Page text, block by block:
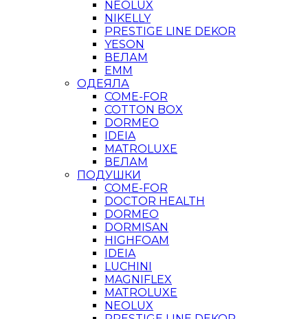
NEOLUX
NIKELLY
PRESTIGE LINE DEKOR
YESON
ВЕЛАМ
ЕММ
ОДЕЯЛА
COME-FOR
COTTON BOX
DORMEO
IDEIA
MATROLUXE
ВЕЛАМ
ПОДУШКИ
COME-FOR
DOCTOR HEALTH
DORMEO
DORMISAN
HIGHFOAM
IDEIA
LUCHINI
MAGNIFLEX
MATROLUXE
NEOLUX